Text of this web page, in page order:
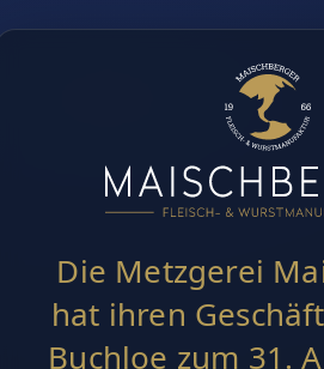
Die Metzgerei
hat ihren
Buchloe zum 31.